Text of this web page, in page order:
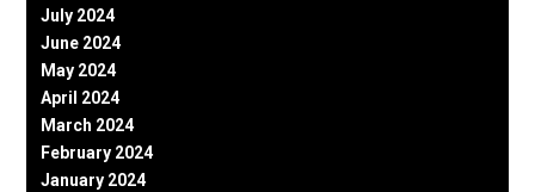
July 2024
June 2024
May 2024
April 2024
March 2024
February 2024
January 2024